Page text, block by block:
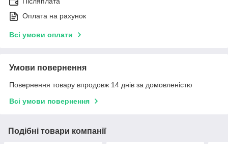
Оплата на рахунок
Всі умови оплати
Умови повернення
Повернення товару впродовж 14 днів за домовленістю
Всі умови повернення
Подібні товари компанії